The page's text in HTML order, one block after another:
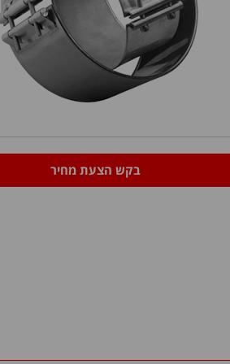
בקש הצעת מחיר